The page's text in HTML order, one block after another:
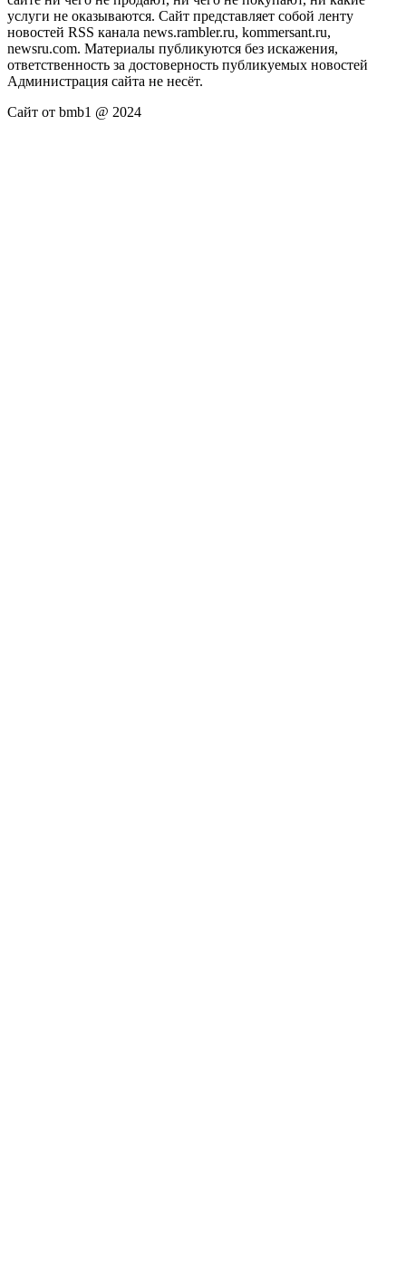
услуги не оказываются. Сайт представляет собой ленту
новостей RSS канала news.rambler.ru, kommersant.ru,
newsru.com. Материалы публикуются без искажения,
ответственность за достоверность публикуемых новостей
Администрация сайта не несёт.
Сайт от bmb1 @ 2024